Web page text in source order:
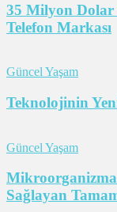
35 Milyon Dolar
Telefon Markası
Güncel Yaşam
Teknolojinin
Güncel Yaşam
Sağlayan